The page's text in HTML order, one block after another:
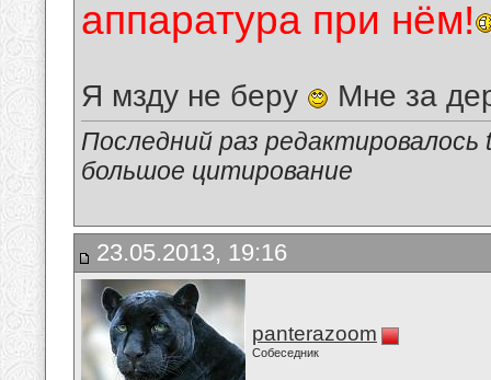
аппаратура при нём!
Я мзду не беру Мне за
Последний раз
большое цитирование
23.05.2013, 19:16
panterazoom
Собеседник